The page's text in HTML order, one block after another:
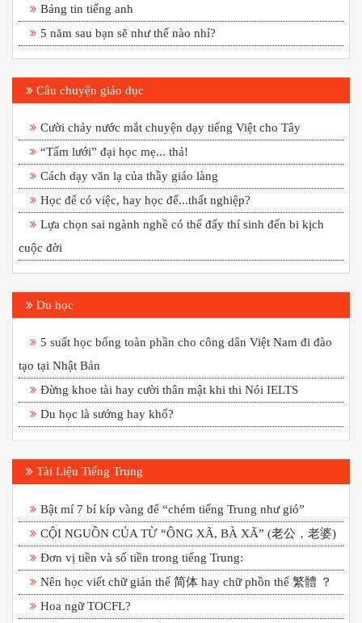
Bảng tin tiếng anh
5 năm sau bạn sẽ như thế nào nhỉ?
Câu chuyện giáo dục
Cười chảy nước mắt chuyện dạy tiếng Việt cho Tây
“Tấm lưới” đại học mẹ... thả!
Cách dạy văn lạ của thầy giáo làng
Học để có việc, hay học để...thất nghiệp?
Lựa chọn sai ngành nghề có thể đẩy thí sinh đến bi kịch
cuộc đời
Du học
5 suất học bổng toàn phần cho công dân Việt Nam đi đào
tạo tại Nhật Bản
Đừng khoe tài hay cười thân mật khi thi Nói IELTS
Du học là sướng hay khổ?
Tài Liệu Tiếng Trung
Bật mí 7 bí kíp vàng để “chém tiếng Trung như gió”
CỘI NGUỒN CỦA TỪ “ÔNG XÃ, BÀ XÃ” (老公，老婆)
Đơn vị tiền và số tiền trong tiếng Trung:
Nên học viết chữ giản thể 简体 hay chữ phồn thể 繁體 ？
Hoa ngữ TOCFL?